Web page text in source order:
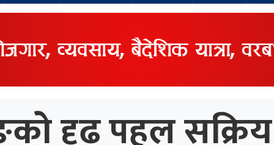
दृढ पहल